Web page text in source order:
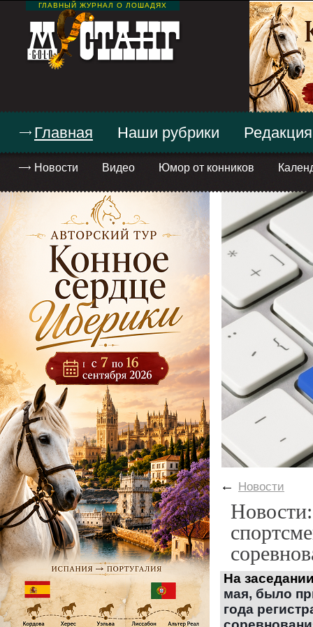
ГЛАВНЫЙ ЖУРНАЛ О ЛОШАДЯХ
Главная
Новости Видео Юмор от конников
Наши рубрики Редакция
← Новости
На
мая, было
года